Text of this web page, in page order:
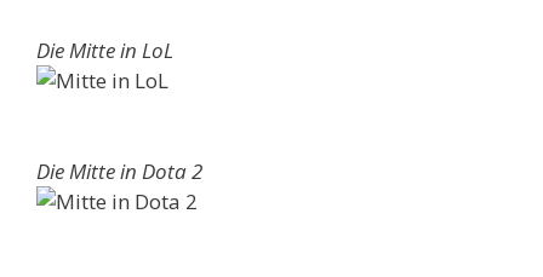
Die Mitte in LoL
Die Mitte in Dota 2